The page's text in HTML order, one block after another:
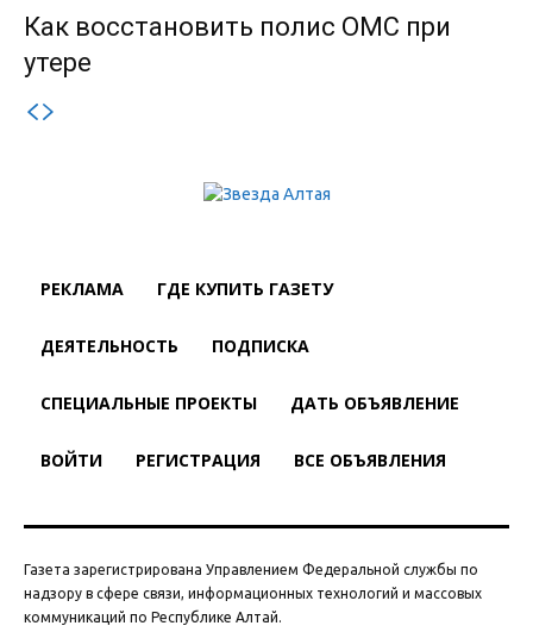
Как восстановить полис ОМС при
утере
РЕКЛАМА ГДЕ КУПИТЬ ГАЗЕТУ
ДЕЯТЕЛЬНОСТЬ ПОДПИСКА
СПЕЦИАЛЬНЫЕ ПРОЕКТЫ ДАТЬ ОБЪЯВЛЕНИЕ
ВОЙТИ РЕГИСТРАЦИЯ ВСЕ ОБЪЯВЛЕНИЯ
Газета зарегистрирована Управлением Федеральной службы по
надзору в сфере связи, информационных технологий и массовых
коммуникаций по Республике Алтай.